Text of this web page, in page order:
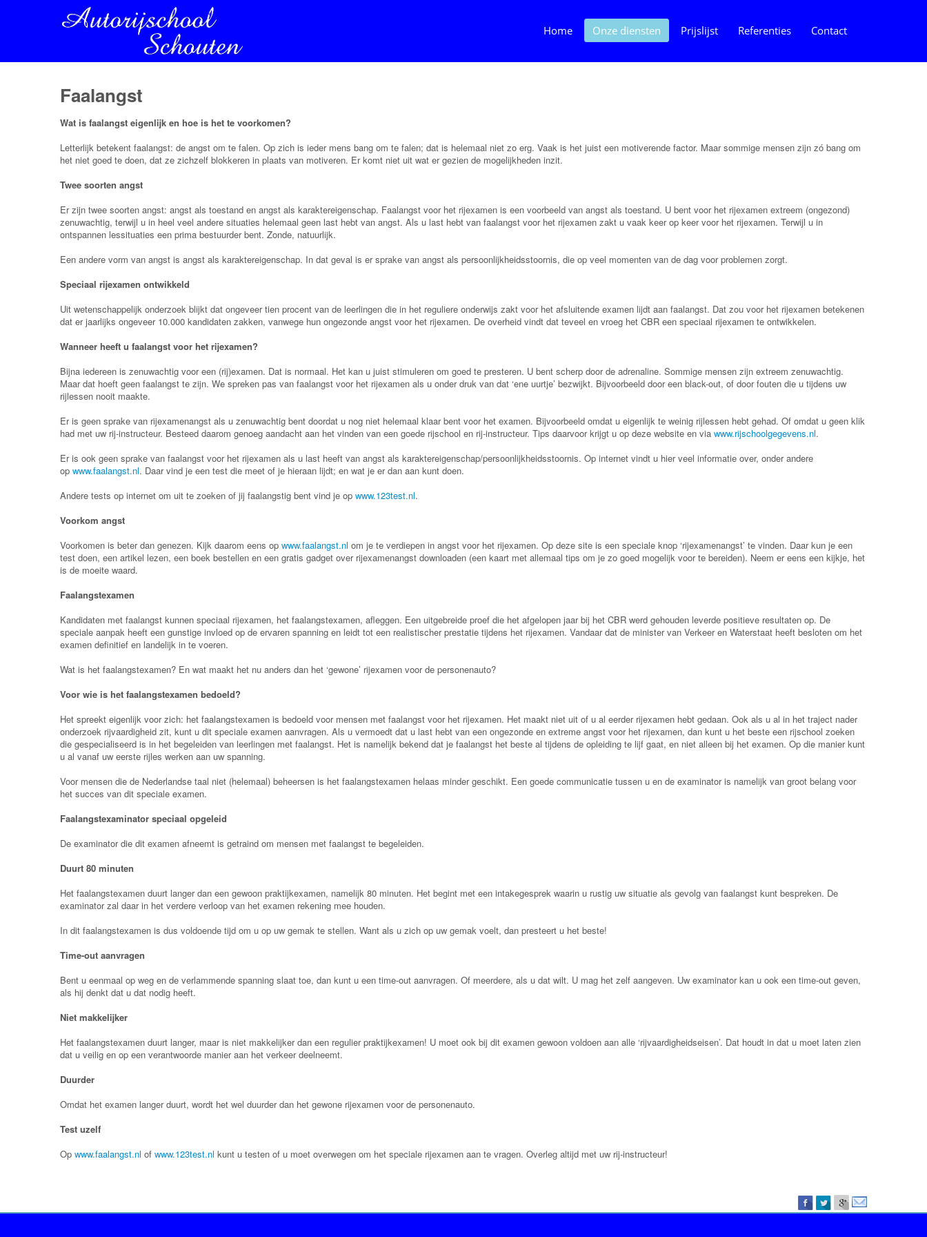
Home Onze diensten Prijslijst Referenties Contact
Faalangst
Wat is faalangst eigenlijk en hoe is het te voorkomen?
Letterlijk betekent faalangst: de angst om te falen. Op zich is ieder mens bang om te falen; dat is helemaal niet zo erg. Vaak is het juist een motiverende factor. Maar sommige mensen zijn zó bang om
het niet goed te doen, dat ze zichzelf blokkeren in plaats van motiveren. Er komt niet uit wat er gezien de mogelijkheden inzit.
Twee soorten angst
Er zijn twee soorten angst: angst als toestand en angst als karaktereigenschap. Faalangst voor het rijexamen is een voorbeeld van angst als toestand. U bent voor het rijexamen extreem (ongezond)
zenuwachtig, terwijl u in heel veel andere situaties helemaal geen last hebt van angst. Als u last hebt van faalangst voor het rijexamen zakt u vaak keer op keer voor het rijexamen. Terwijl u in
ontspannen lessituaties een prima bestuurder bent. Zonde, natuurlijk.
Een andere vorm van angst is angst als karaktereigenschap. In dat geval is er sprake van angst als persoonlijkheidsstoornis, die op veel momenten van de dag voor problemen zorgt.
Speciaal rijexamen ontwikkeld
Uit wetenschappelijk onderzoek blijkt dat ongeveer tien procent van de leerlingen die in het reguliere onderwijs zakt voor het afsluitende examen lijdt aan faalangst. Dat zou voor het rijexamen betekenen
dat er jaarlijks ongeveer 10.000 kandidaten zakken, vanwege hun ongezonde angst voor het rijexamen. De overheid vindt dat teveel en vroeg het CBR een speciaal rijexamen te ontwikkelen.
Wanneer heeft u faalangst voor het rijexamen?
Bijna iedereen is zenuwachtig voor een (rij)examen. Dat is normaal. Het kan u juist stimuleren om goed te presteren. U bent scherp door de adrenaline. Sommige mensen zijn extreem zenuwachtig.
Maar dat hoeft geen faalangst te zijn. We spreken pas van faalangst voor het rijexamen als u onder druk van dat ‘ene uurtje’ bezwijkt. Bijvoorbeeld door een black-out, of door fouten die u tijdens uw
rijlessen nooit maakte.
Er is geen sprake van rijexamenangst als u zenuwachtig bent doordat u nog niet helemaal klaar bent voor het examen. Bijvoorbeeld omdat u eigenlijk te weinig rijlessen hebt gehad. Of omdat u geen klik
had met uw rij-instructeur. Besteed daarom genoeg aandacht aan het vinden van een goede rijschool en rij-instructeur. Tips daarvoor krijgt u op deze website en via www.rijschoolgegevens.nl.
Er is ook geen sprake van faalangst voor het rijexamen als u last heeft van angst als karaktereigenschap/persoonlijkheidsstoornis. Op internet vindt u hier veel informatie over, onder andere
op www.faalangst.nl. Daar vind je een test die meet of je hieraan lijdt; en wat je er dan aan kunt doen.
Andere tests op internet om uit te zoeken of jij faalangstig bent vind je op www.123test.nl.
Voorkom angst
Voorkomen is beter dan genezen. Kijk daarom eens op www.faalangst.nl om je te verdiepen in angst voor het rijexamen. Op deze site is een speciale knop ‘rijexamenangst’ te vinden. Daar kun je een
test doen, een artikel lezen, een boek bestellen en een gratis gadget over rijexamenangst downloaden (een kaart met allemaal tips om je zo goed mogelijk voor te bereiden). Neem er eens een kijkje, het
is de moeite waard.
Faalangstexamen
Kandidaten met faalangst kunnen speciaal rijexamen, het faalangstexamen, afleggen. Een uitgebreide proef die het afgelopen jaar bij het CBR werd gehouden leverde positieve resultaten op. De
speciale aanpak heeft een gunstige invloed op de ervaren spanning en leidt tot een realistischer prestatie tijdens het rijexamen. Vandaar dat de minister van Verkeer en Waterstaat heeft besloten om het
examen definitief en landelijk in te voeren.
Wat is het faalangstexamen? En wat maakt het nu anders dan het ‘gewone’ rijexamen voor de personenauto?
Voor wie is het faalangstexamen bedoeld?
Het spreekt eigenlijk voor zich: het faalangstexamen is bedoeld voor mensen met faalangst voor het rijexamen. Het maakt niet uit of u al eerder rijexamen hebt gedaan. Ook als u al in het traject nader
onderzoek rijvaardigheid zit, kunt u dit speciale examen aanvragen. Als u vermoedt dat u last hebt van een ongezonde en extreme angst voor het rijexamen, dan kunt u het beste een rijschool zoeken
die gespecialiseerd is in het begeleiden van leerlingen met faalangst. Het is namelijk bekend dat je faalangst het beste al tijdens de opleiding te lijf gaat, en niet alleen bij het examen. Op die manier kunt
u al vanaf uw eerste rijles werken aan uw spanning.
Voor mensen die de Nederlandse taal niet (helemaal) beheersen is het faalangstexamen helaas minder geschikt. Een goede communicatie tussen u en de examinator is namelijk van groot belang voor
het succes van dit speciale examen.
Faalangstexaminator speciaal opgeleid
De examinator die dit examen afneemt is getraind om mensen met faalangst te begeleiden.
Duurt 80 minuten
Het faalangstexamen duurt langer dan een gewoon praktijkexamen, namelijk 80 minuten. Het begint met een intakegesprek waarin u rustig uw situatie als gevolg van faalangst kunt bespreken. De
examinator zal daar in het verdere verloop van het examen rekening mee houden.
In dit faalangstexamen is dus voldoende tijd om u op uw gemak te stellen. Want als u zich op uw gemak voelt, dan presteert u het beste!
Time-out aanvragen
Bent u eenmaal op weg en de verlammende spanning slaat toe, dan kunt u een time-out aanvragen. Of meerdere, als u dat wilt. U mag het zelf aangeven. Uw examinator kan u ook een time-out geven,
als hij denkt dat u dat nodig heeft.
Niet makkelijker
Het faalangstexamen duurt langer, maar is niet makkelijker dan een regulier praktijkexamen! U moet ook bij dit examen gewoon voldoen aan alle ‘rijvaardigheidseisen’. Dat houdt in dat u moet laten zien
dat u veilig en op een verantwoorde manier aan het verkeer deelneemt.
Duurder
Omdat het examen langer duurt, wordt het wel duurder dan het gewone rijexamen voor de personenauto.
Test uzelf
Op www.faalangst.nl of www.123test.nl kunt u testen of u moet overwegen om het speciale rijexamen aan te vragen. Overleg altijd met uw rij-instructeur!